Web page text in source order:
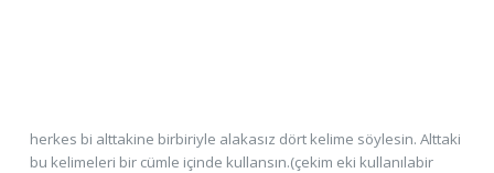
herkes bi alttakine birbiriyle alakasız dört kelime söylesin. Alttaki
bu kelimeleri bir cümle içinde kullansın.(çekim eki kullanılabir